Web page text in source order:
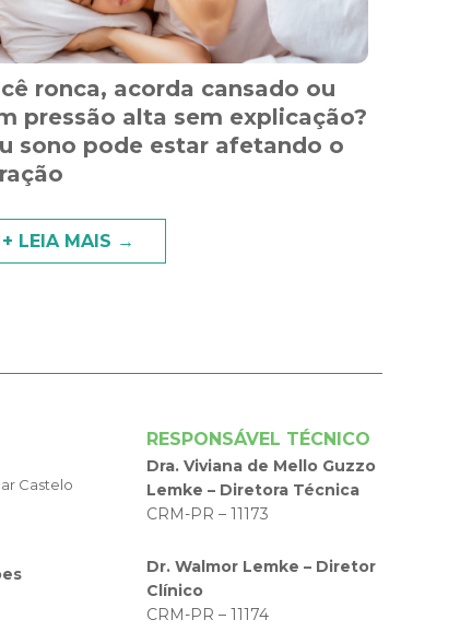
ronca, acorda cansado ou
pressão alta sem explicação?
sono pode estar afetando o
+ LEIA MAIS →
Castelo
RESPONSÁVEL TÉCNICO
Dra. Viviana de Mello Guzzo
Lemke – Diretora Técnica
CRM-PR – 11173
Dr. Walmor Lemke – Diretor
Clínico
CRM-PR – 11174